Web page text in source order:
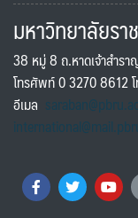
มหาวิทยาลัยร
38 หมู่ 8 ถ.หาดเจ้าสำร
โทรศัพท์ 0 3270 8612
อีเมล